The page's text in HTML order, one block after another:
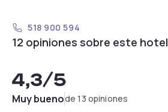
518 900 594
12 opiniones sobre este hotel
4,3/5
Muy buenode 13 opiniones